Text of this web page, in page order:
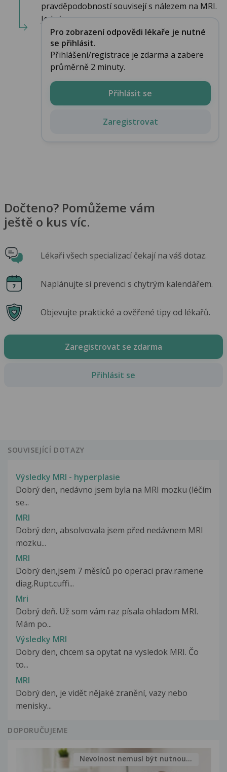
pravděpodobností souvisejí s nálezem na MRI.
Jedná s...
Pro zobrazení odpovědi lékaře je nutné
se přihlásit.
Přihlášení/registrace je zdarma a zabere
průměrně 2 minuty.
Přihlásit se
Zaregistrovat
Dočteno? Pomůžeme vám
ještě o kus víc.
Lékaři všech specializací čekají na váš dotaz.
Naplánujte si prevenci s chytrým kalendářem.
Objevujte praktické a ověřené tipy od lékařů.
Zaregistrovat se zdarma
Přihlásit se
SOUVISEJÍCÍ DOTAZY
Výsledky MRI - hyperplasie
Dobrý den, nedávno jsem byla na MRI mozku (léčím
se...
MRI
Dobrý den, absolvovala jsem před nedávnem MRI
mozku...
MRI
Dobrý den,jsem 7 měsíců po operaci prav.ramene
diag.Rupt.cuffi...
Mri
Dobrý deň. Už som vám raz písala ohladom MRI.
Mám po...
Výsledky MRI
Dobry den, chcem sa opytat na vysledok MRI. Čo
to...
MRI
Dobrý den, je vidět nějaké zranění, vazy nebo
menisky...
DOPORUČUJEME
Nevolnost nemusí být nutnou...